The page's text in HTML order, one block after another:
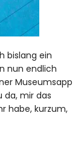
bislang ein
nun endlich
Museumsapp
da, mir das
habe, kurzum,